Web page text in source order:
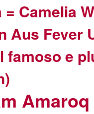
= Camelia
Aus Fever
famoso e